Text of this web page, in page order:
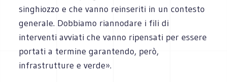
singhiozzo e che vanno reinseriti in un contesto
generale. Dobbiamo riannodare i fili di
interventi avviati che vanno ripensati per essere
portati a termine garantendo, però,
infrastrutture e verde».